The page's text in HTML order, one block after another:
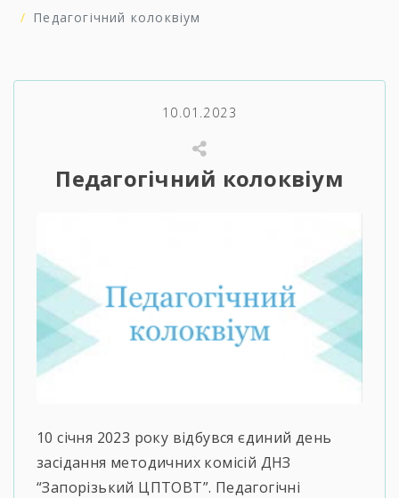
Педагогічний колоквіум
10.01.2023
Педагогічний колоквіум
10 січня 2023 року відбувся єдиний день
засідання методичних комісій ДНЗ
“Запорізький ЦПТОВТ”. Педагогічні